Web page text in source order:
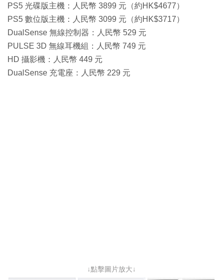
PS5 光碟版主機：人民幣 3899 元（約HK$4677）
PS5 數位版主機：人民幣 3099 元（約HK$3717）
DualSense 無線控制器：人民幣 529 元
PULSE 3D 無線耳機組：人民幣 749 元
HD 攝影機：人民幣 449 元
DualSense 充電座：人民幣 229 元
↓點擊圖片放大↓